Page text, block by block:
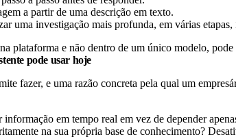
a partir de uma descrição em texto.
uma investigação mais profunda, em várias
plataforma e não dentro de um único modelo,
pode usar hoje
fazer, e uma razão concreta pela qual um
informação em tempo real em vez de depender
na sua própria base de conhecimento?